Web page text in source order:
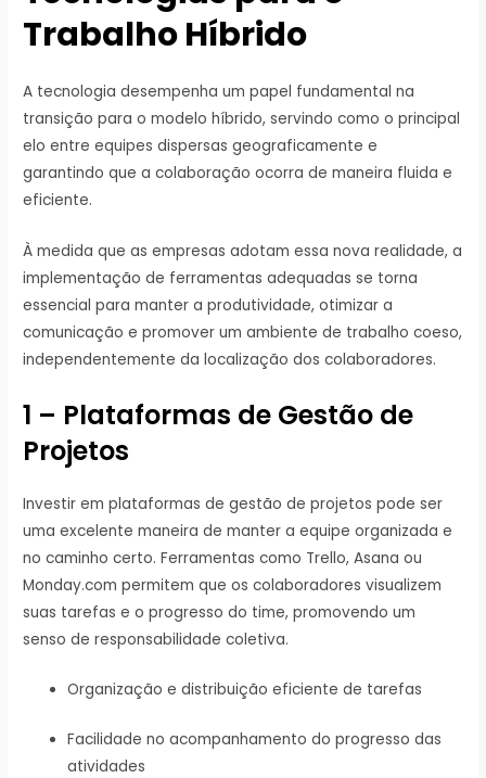
Trabalho Híbrido
A tecnologia desempenha um papel fundamental na
transição para o modelo híbrido, servindo como o principal
elo entre equipes dispersas geograficamente e
garantindo que a colaboração ocorra de maneira fluida e
eficiente.
À medida que as empresas adotam essa nova realidade, a
implementação de ferramentas adequadas se torna
essencial para manter a produtividade, otimizar a
comunicação e promover um ambiente de trabalho coeso,
independentemente da localização dos colaboradores.
1 – Plataformas de Gestão de
Projetos
Investir em plataformas de gestão de projetos pode ser
uma excelente maneira de manter a equipe organizada e
no caminho certo. Ferramentas como Trello, Asana ou
Monday.com permitem que os colaboradores visualizem
suas tarefas e o progresso do time, promovendo um
senso de responsabilidade coletiva.
Organização e distribuição eficiente de tarefas
Facilidade no acompanhamento do progresso das
atividades